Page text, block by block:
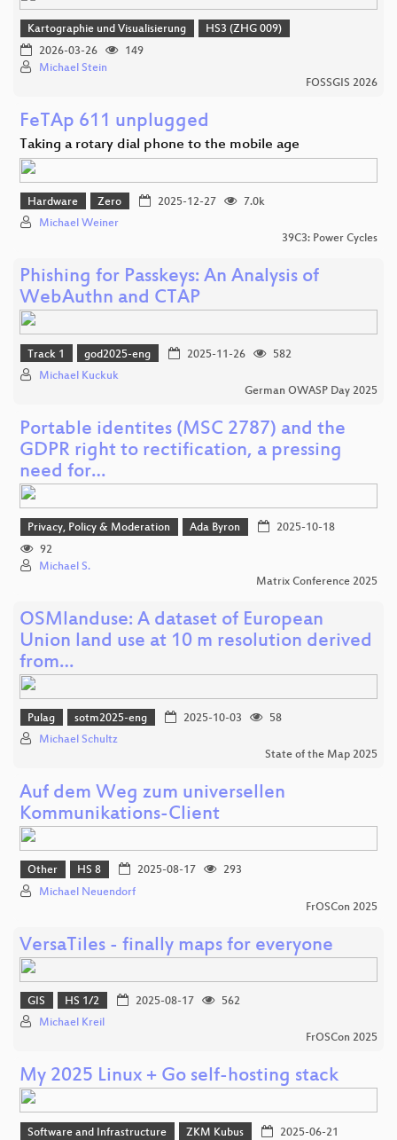
Kartographie und Visualisierung
HS3 (ZHG 009)
2026-03-26
149
Michael Stein
FOSSGIS 2026
FeTAp 611 unplugged
Taking a rotary dial phone to the mobile age
Hardware Zero 2025-12-27
7.0k
Michael Weiner
39C3: Power Cycles
Phishing for Passkeys: An Analysis of
WebAuthn and CTAP
Track 1 god2025-eng 2025-11-26
582
Michael Kuckuk
German OWASP Day 2025
Portable identites (MSC 2787) and the
GDPR right to rectification, a pressing
need for…
Privacy, Policy & Moderation Ada Byron
2025-10-18
92
Michael S.
Matrix Conference 2025
OSMlanduse: A dataset of European
Union land use at 10 m resolution derived
from…
Pulag sotm2025-eng 2025-10-03
58
Michael Schultz
State of the Map 2025
Auf dem Weg zum universellen
Kommunikations-Client
Other HS 8 2025-08-17
293
Michael Neuendorf
FrOSCon 2025
VersaTiles - finally maps for everyone
GIS HS 1/2 2025-08-17
562
Michael Kreil
FrOSCon 2025
My 2025 Linux + Go self-hosting stack
Software and Infrastructure ZKM Kubus
2025-06-21